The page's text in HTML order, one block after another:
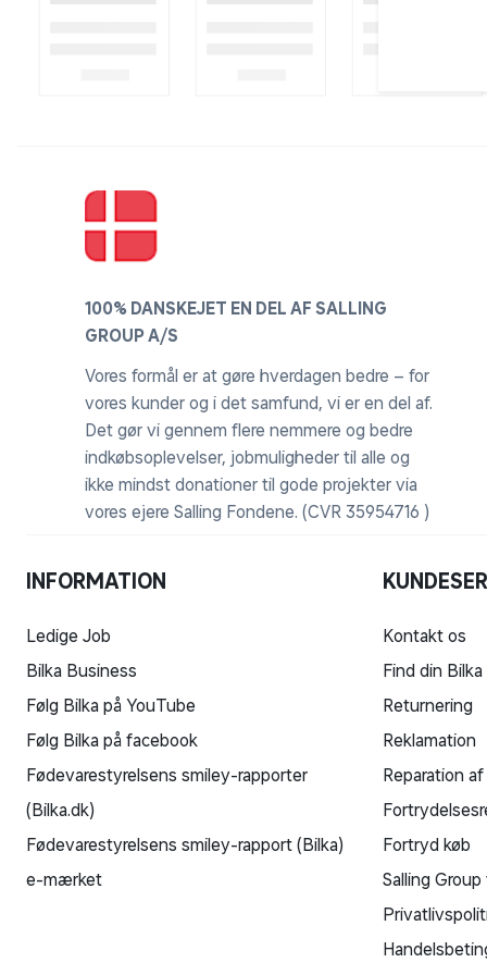
100% DANSKEJET EN DEL AF SALLING
GROUP A/S
Vores formål er at gøre hverdagen bedre – for
vores kunder og i det samfund, vi er en del af.
Det gør vi gennem flere nemmere og bedre
indkøbsoplevelser, jobmuligheder til alle og
ikke mindst donationer til gode projekter via
vores ejere Salling Fondene. (CVR 35954716 )
INFORMATION
Ledige Job
Bilka Business
Følg Bilka på YouTube
Følg Bilka på facebook
Fødevarestyrelsens smiley-rapporter
(Bilka.dk)
Fødevarestyrelsens smiley-rapport (Bilka)
e-mærket
Kontakt os
Find din Bilka
Returnering
Reklamation
Reparation
Fortryd køb
Salling